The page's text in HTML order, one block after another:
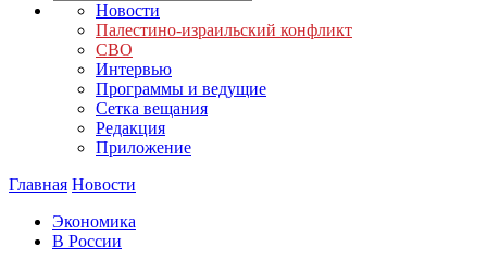
Новости
Палестино-израильский конфликт
СВО
Интервью
Программы и ведущие
Сетка вещания
Редакция
Приложение
Главная Новости
Экономика
В России